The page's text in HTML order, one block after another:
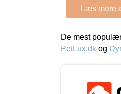
Læs mere
De mest
PetLux.dk og